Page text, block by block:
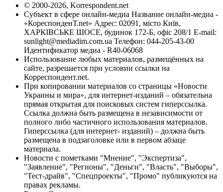
© 2000-2026, Korrespondent.net
Субъект в сфере онлайн-медиа Название онлайн-медиа -
«КореспонденТ.net» Адрес: 02091, місто Київ,
ХАРКІВСЬКЕ ШОСЕ, будинок 172-Б, офіс 208/1 E-mail:
sunlight@mediadim.com.ua Телефон: 044-205-43-00
Идентификатор медиа - R40-06068
Использование любых материалов, размещённых на
сайте, разрешается при условии ссылки на
Корреспондент.net.
При копировании материалов со страницы «Новости
Украины и мира», для интернет-изданий – обязательна
прямая открытая для поисковых систем гиперссылка.
Ссылка должна быть размещена в независимости от
полного либо частичного использования материалов.
Гиперссылка (для интернет- изданий) – должна быть
размещена в подзаголовке или в первом абзаце
материала.
Новости с пометками "Мнение", "Экспертиза",
"Заявление", "Регионы", "Деньги", "Власть", "Выборы",
"Тест-драйв", "Спецпроекты", "Промо" публикуются на
правах рекламы.